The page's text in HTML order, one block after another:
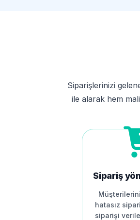
Siparişlerinizi
ile alarak hem
Sipariş
hatasız
siparişi